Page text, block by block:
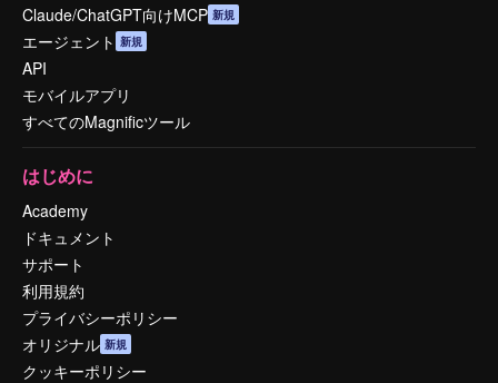
Claude/ChatGPT向けMCP 新規
エージェント 新規
API
モバイルアプリ
すべてのMagnificツール
はじめに
Academy
ドキュメント
サポート
利用規約
プライバシーポリシー
オリジナル 新規
クッキーポリシー